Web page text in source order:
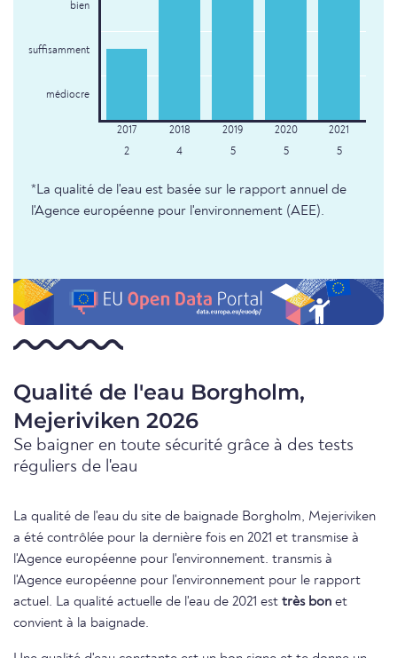
bien
suffisamment
médiocre
2 4 5 5 5
*La qualité de l'eau est basée sur le rapport annuel de
l'Agence européenne pour l'environnement (AEE).
Qualité de l'eau Borgholm,
Mejeriviken 2026
Se baigner en toute sécurité grâce à des tests
réguliers de l'eau
La qualité de l'eau du site de baignade Borgholm, Mejeriviken
a été contrôlée pour la dernière fois en 2021 et transmise à
l'Agence européenne pour l'environnement. transmis à
l'Agence européenne pour l'environnement pour le rapport
actuel. La qualité actuelle de l'eau de 2021 est très bon et
convient à la baignade.